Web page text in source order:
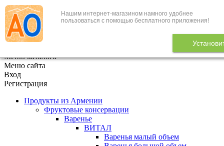
Нашим интернет-магазином намного удобнее
пользоваться с помощью бесплатного приложения!
+7 (495) 646-888-1
В корзине 0
Меню каталога
Меню сайта
Вход
Регистрация
Продукты из Армении
Фруктовые консервации
Варенье
ВИТАЛ
Варенья малый объем